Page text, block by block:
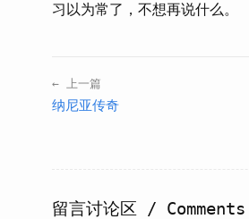
习以为常了，不想再说什么。
← 上一篇
纳尼亚传奇
留言讨论区 / Comments